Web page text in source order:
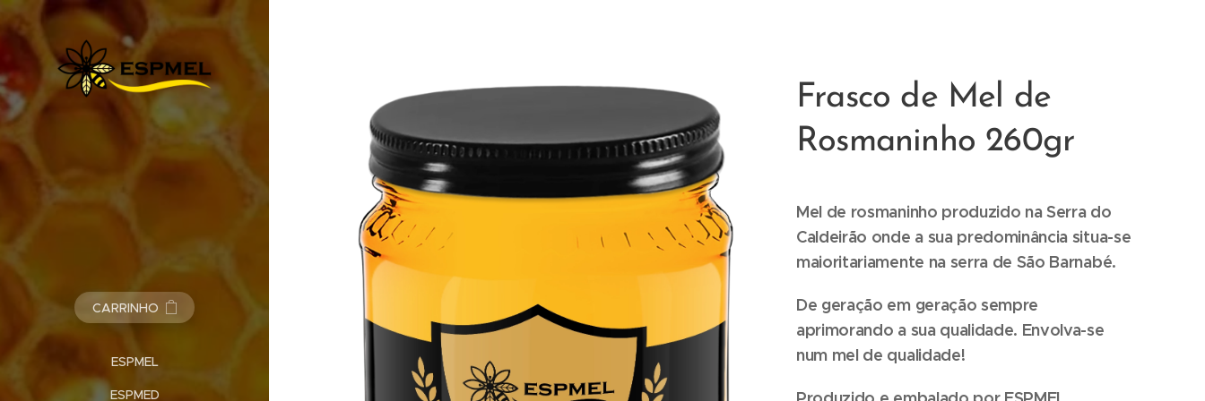
CARRINHO
ESPMEL
ESPMED
Frasco de Mel de
Rosmaninho 260gr
Mel de rosmaninho produzido na Serra do
Caldeirão onde a sua predominância situa-se
maioritariamente na serra de São Barnabé.
De geração em geração sempre
aprimorando a sua qualidade. Envolva-se
num mel de qualidade!